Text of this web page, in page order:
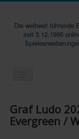
Die weltweit führende
seit 3.12.1995
Magazine
Graf Ludo
Evergreen /